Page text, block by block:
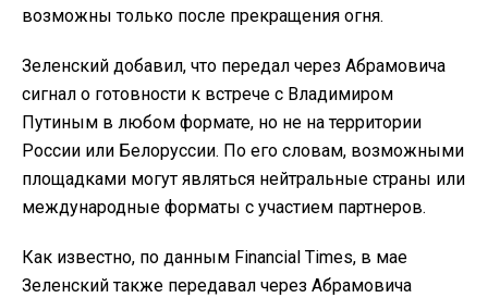
возможны только после прекращения огня.
Зеленский добавил, что передал через Абрамовича
сигнал о готовности к встрече с Владимиром
Путиным в любом формате, но не на территории
России или Белоруссии. По его словам, возможными
площадками могут являться нейтральные страны или
международные форматы с участием партнеров.
Как известно, по данным Financial Times, в мае
Зеленский также передавал через Абрамовича